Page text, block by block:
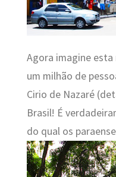
Agora imagine
um milhão de
Cirio de Nazaré
Brasil! É
do qual os